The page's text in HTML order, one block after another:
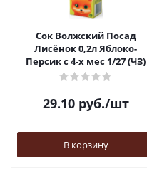
Сок Волжский Посад
Лисёнок 0,2л Яблоко-
Персик с 4-х мес 1/27 (ЧЗ)
29.10руб./шт
В корзину